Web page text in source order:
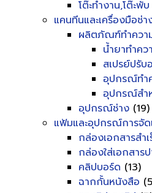
โต๊ะทำงาน,โต๊ะพับ
แคนทีนและเครื่องมือช่า
ผลิตภัณฑ์ทำควา
น้ำยาทำคว
สเปรย์ปรับ
อุปกรณ์ทำ
อุปกรณ์สำ
อุปกรณ์ช่าง (19)
แฟ้มและอุปกรณ์การจัด
กล่องเอกสารสำเ
กล่องใส่เอกสาร
คลิปบอร์ด (13)
ฉากกั้นหนังสือ